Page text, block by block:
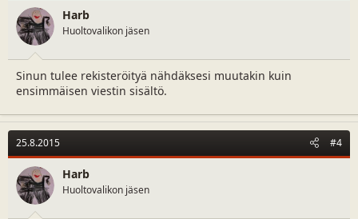
Harb
Huoltovalikon jäsen
Sinun tulee rekisteröityä nähdäksesi muutakin kuin
ensimmäisen viestin sisältö.
25.8.2015 #4
Harb
Huoltovalikon jäsen